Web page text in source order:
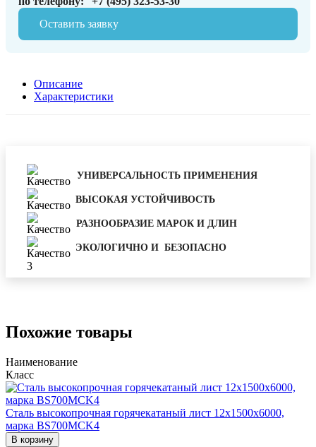
Оставить заявку
Описание
Характеристики
УНИВЕРСАЛЬНОСТЬ ПРИМЕНЕНИЯ
ВЫСОКАЯ УСТОЙЧИВОСТЬ
РАЗНООБРАЗИЕ МАРОК И ДЛИН
ЭКОЛОГИЧНО И БЕЗОПАСНО
Похожие товары
Наименование
Класс
Сталь высокопрочная горячекатаный лист 12х1500х6000,
марка BS700MCK4
В корзину